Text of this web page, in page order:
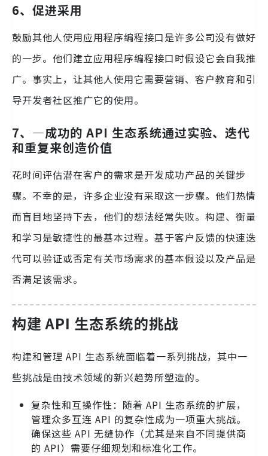
6、促进采用
鼓励其他人使用应用程序编程接口是许多公司没有做好
的一步。他们建立应用程序编程接口时假设它会自我推
广。事实上，让其他人使用它需要营销、客户教育和引
导开发者社区推广它的使用。
7、—成功的 API 生态系统通过实验、迭代
和重复来创造价值
花时间评估潜在客户的需求是开发成功产品的关键步
骤。不幸的是，许多企业没有采取这一步骤。他们热情
而盲目地坚持下去，他们的想法经常失败。构建、衡量
和学习是敏捷性的最基本过程。基于客户反馈的快速迭
代可以验证或否定有关市场需求的基本假设以及产品是
否满足该需求。
构建 API 生态系统的挑战
构建和管理 API 生态系统面临着一系列挑战，其中一
些挑战是由技术领域的新兴趋势所塑造的。
复杂性和互操作性：随着 API 生态系统的扩展，
管理众多互连 API 的复杂性成为一项重大挑战。
确保这些 API 无缝协作（尤其是来自不同提供商
的 API）需要仔细规划和标准化工作。